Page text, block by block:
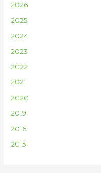
2026
2025
2024
2023
2022
2021
2020
2019
2016
2015